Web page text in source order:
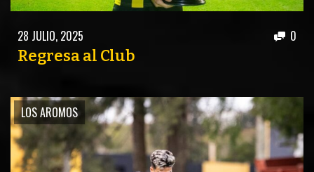
PYD RADIO
PEÑAS
ENCUESTAS
EDITORIALES
28 JULIO, 2025 0
Regresa al Club
LOS AROMOS